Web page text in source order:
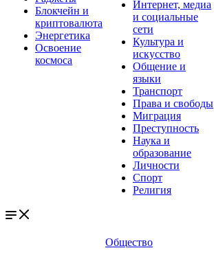
Блокчейн и
криптовалюта
Энергетика
Освоение
космоса
Интернет, медиа
и социальные
сети
Культура и
искусство
Общение и
языки
Транспорт
Права и свободы
Миграция
Преступность
Наука и
образование
Личности
Спорт
Религия
Общество